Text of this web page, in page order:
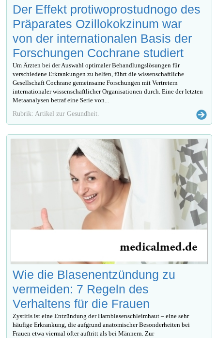
Der Effekt protiwoprostudnogo des
Präparates Ozillokokzinum war
von der internationalen Basis der
Forschungen Cochrane studiert
Um Ärzten bei der Auswahl optimaler Behandlungslösungen für
verschiedene Erkrankungen zu helfen, führt die wissenschaftliche
Gesellschaft Cochrane gemeinsame Forschungen mit Vertretern
internationaler wissenschaftlicher Organisationen durch. Eine der letzten
Metaanalysen betraf eine Serie von...
Rubrik: Artikel zur Gesundheit.
Wie die Blasenentzündung zu
vermeiden: 7 Regeln des
Verhaltens für die Frauen
Zystitis ist eine Entzündung der Harnblasenschleimhaut – eine sehr
häufige Erkrankung, die aufgrund anatomischer Besonderheiten bei
Frauen etwa viermal öfter auftritt als bei Männern. Zur